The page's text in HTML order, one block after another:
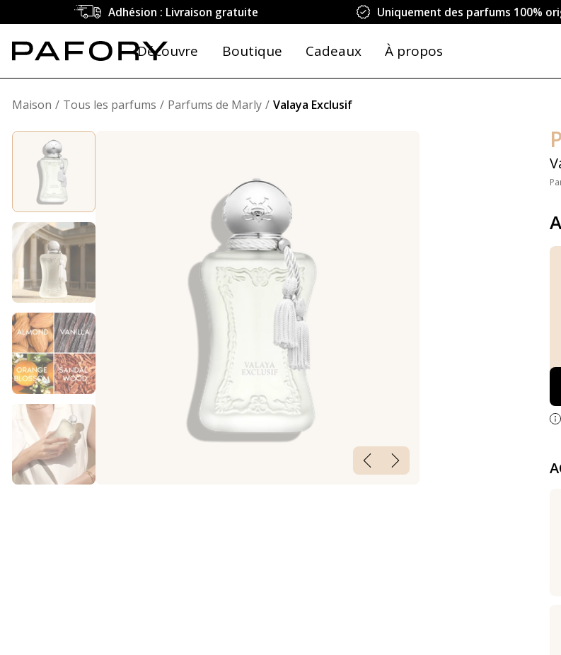
Adhésion : Livraison gratuite Uniquement des parfums 100%
Découvre Boutique Cadeaux À propos
Maison Tous les parfums Parfums de Marly Valaya Exclusif